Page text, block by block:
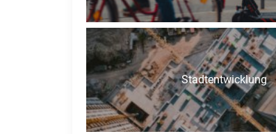
Stadtentwicklung